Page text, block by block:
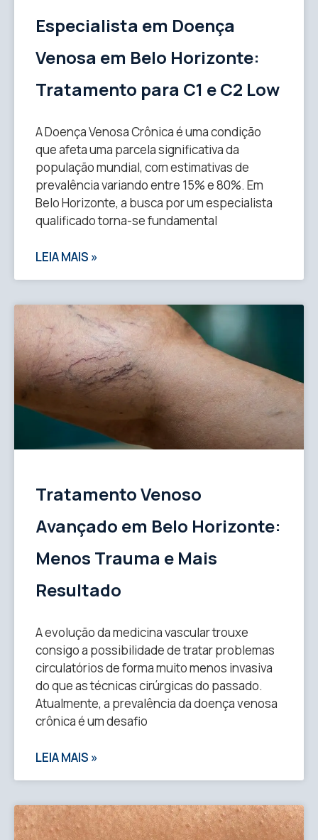
Especialista em Doença
Venosa em Belo Horizonte:
Tratamento para C1 e C2 Low
A Doença Venosa Crônica é uma condição
que afeta uma parcela significativa da
população mundial, com estimativas de
prevalência variando entre 15% e 80%. Em
Belo Horizonte, a busca por um especialista
qualificado torna-se fundamental
LEIA MAIS »
Tratamento Venoso
Avançado em Belo Horizonte:
Menos Trauma e Mais
Resultado
A evolução da medicina vascular trouxe
consigo a possibilidade de tratar problemas
circulatórios de forma muito menos invasiva
do que as técnicas cirúrgicas do passado.
Atualmente, a prevalência da doença venosa
crônica é um desafio
LEIA MAIS »